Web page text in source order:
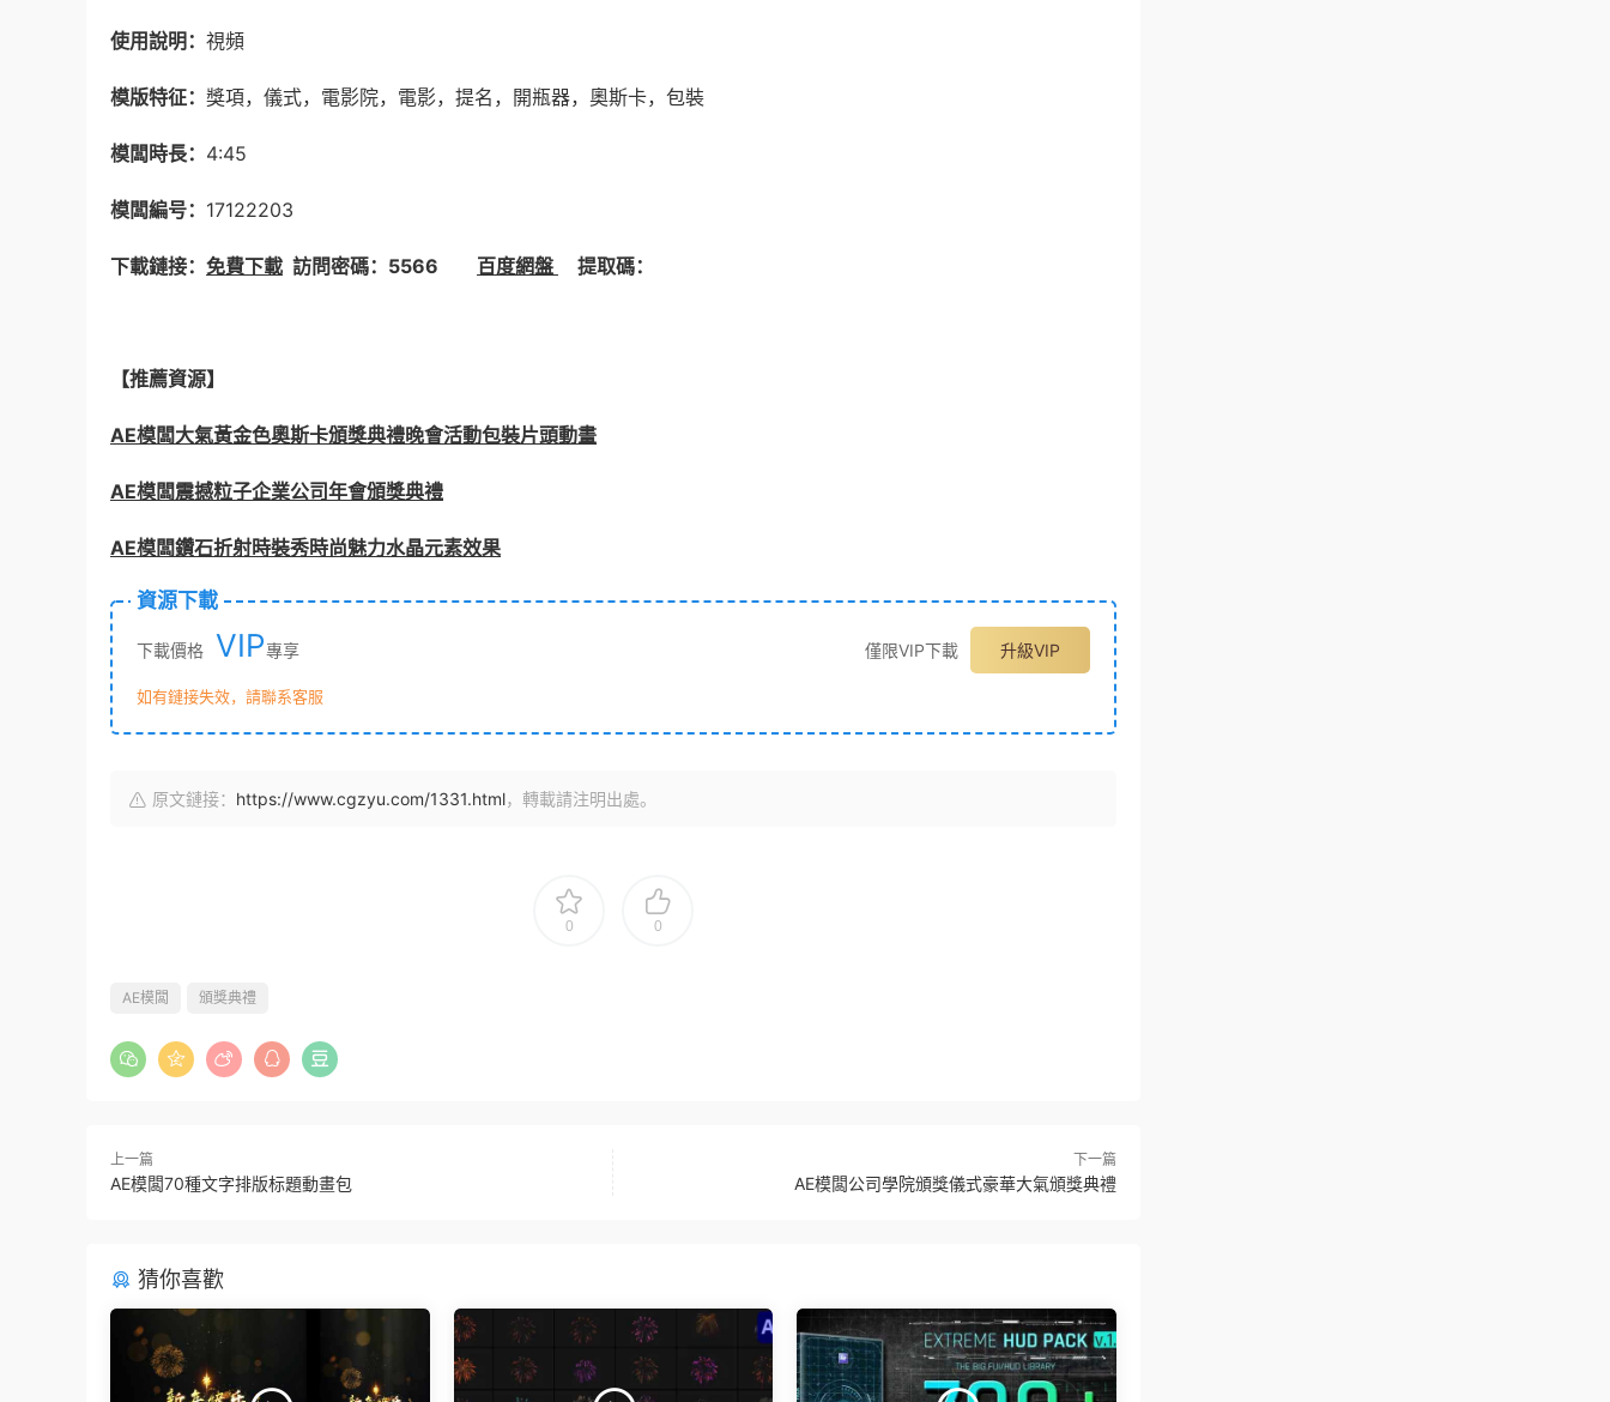
使用說明： 視頻
模版特征： 獎項，儀式，電影院，電影，提名，開瓶器，奧斯卡，包裝
模闆時長： 4:45
模闆編号： 17122203
下載鏈接： 免費下載 訪問密碼：5566 百度網盤 提取碼：
【推薦資源】
AE模闆大氣黃金色奧斯卡頒獎典禮晚會活動包裝片頭動畫
AE模闆震撼粒子企業公司年會頒獎典禮
AE模闆鑽石折射時裝秀時尚魅力水晶元素效果
資源下載
下載價格 VIP專享 僅限VIP下載 升級VIP
如有鏈接失效，請聯系客服
原文鏈接： https://www.cgzyu.com/1331.html，轉載請注明出處。
0 0
AE模闆 頒獎典禮
上一篇
AE模闆70種文字排版标題動畫包
下一篇
AE模闆公司學院頒獎儀式豪華大氣頒獎典禮
猜你喜歡